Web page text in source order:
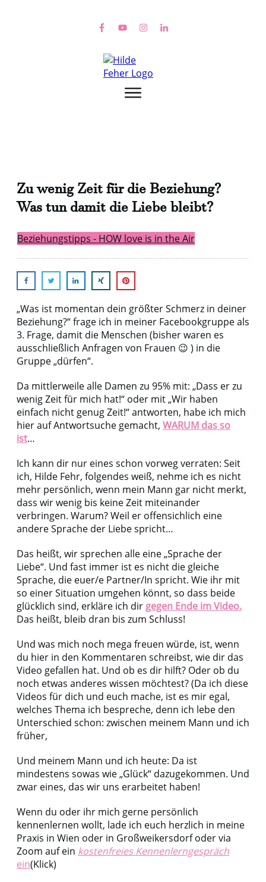
Zu wenig Zeit für die Beziehung?
Was tun damit die Liebe bleibt?
Beziehungstipps - HOW love is in the Air
„Was ist momentan dein größter Schmerz in deiner
Beziehung?“ frage ich in meiner Facebookgruppe als
3. Frage, damit die Menschen (bisher waren es
ausschließlich Anfragen von Frauen 😉 ) in die
Gruppe „dürfen“.
Da mittlerweile alle Damen zu 95% mit: „Dass er zu
wenig Zeit für mich hat!“ oder mit „Wir haben
einfach nicht genug Zeit!“ antworten, habe ich mich
hier auf Antwortsuche gemacht, WARUM das so
ist…
Ich kann dir nur eines schon vorweg verraten: Seit
ich, Hilde Fehr, folgendes weiß, nehme ich es nicht
mehr persönlich, wenn mein Mann gar nicht merkt,
dass wir wenig bis keine Zeit miteinander
verbringen. Warum? Weil er offensichlich eine
andere Sprache der Liebe spricht…
Das heißt, wir sprechen alle eine „Sprache der
Liebe“. Und fast immer ist es nicht die gleiche
Sprache, die euer/e Partner/In spricht. Wie ihr mit
so einer Situation umgehen könnt, so dass beide
glücklich sind, erkläre ich dir gegen Ende im Video.
Das heißt, bleib dran bis zum Schluss!
Und was mich noch mega freuen würde, ist, wenn
du hier in den Kommentaren schreibst, wie dir das
Video gefallen hat. Und ob es dir hilft? Oder ob du
noch etwas anderes wissen möchtest? (Da ich diese
Videos für dich und euch mache, ist es mir egal,
welches Thema ich bespreche, denn ich lebe den
Unterschied schon: zwischen meinem Mann und ich
früher,
Und meinem Mann und ich heute: Da ist
mindestens sowas wie „Glück“ dazugekommen. Und
zwar eines, das wir uns erarbeitet haben!
Wenn du oder ihr mich gerne persönlich
kennenlernen wollt, lade ich euch herzlich in meine
Praxis in Wien oder in Großweikersdorf oder via
Zoom auf ein kostenfreies Kennenlerngespräch
ein(Klick)